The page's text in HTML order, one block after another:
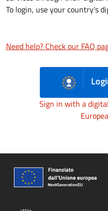
To login, use your country's
Need help? Check our FAQ
Sign in with a